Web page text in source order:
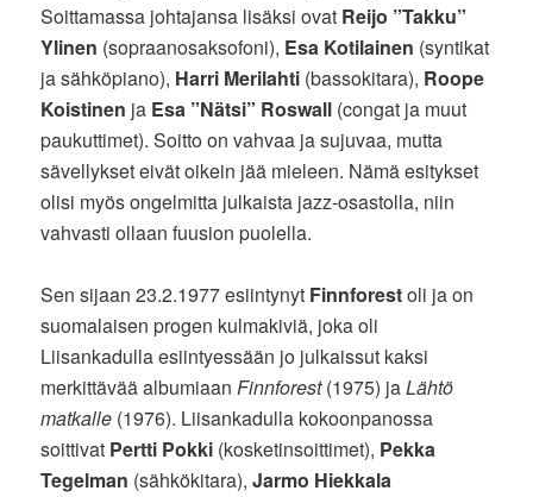
Soittamassa johtajansa lisäksi ovat Reijo ”Takku”
Ylinen (sopraanosaksofoni), Esa Kotilainen (syntikat
ja sähköpiano), Harri Merilahti (bassokitara), Roope
Koistinen ja Esa ”Nätsi” Roswall (congat ja muut
paukuttimet). Soitto on vahvaa ja sujuvaa, mutta
sävellykset eivät oikein jää mieleen. Nämä esitykset
olisi myös ongelmitta julkaista jazz-osastolla, niin
vahvasti ollaan fuusion puolella.
Sen sijaan 23.2.1977 esiintynyt Finnforestoli ja on
suomalaisen progen kulmakiviä, joka oli
Liisankadulla esiintyessään jo julkaissut kaksi
merkittävää albumiaanFinnforest(1975) jaLähtö
matkalle (1976). Liisankadulla kokoonpanossa
soittivat Pertti Pokki (kosketinsoittimet), Pekka
Tegelman (sähkökitara),Jarmo Hiekkala